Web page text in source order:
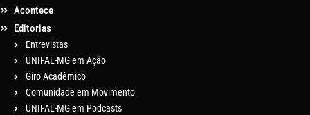
Acontece
Editorias
Entrevistas
UNIFAL-MG em Ação
Giro Acadêmico
Comunidade em Movimento
UNIFAL-MG em Podcasts